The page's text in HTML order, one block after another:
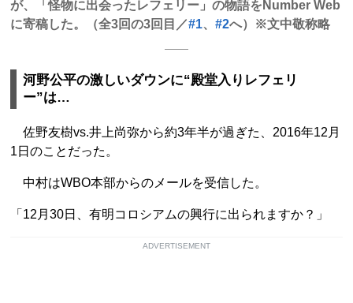
が、「怪物に出会ったレフェリー」の物語をNumber Web
に寄稿した。（全3回の3回目／#1、 #2へ）※文中敬称略
河野公平の激しいダウンに“殿堂入りレフェリ
ー”は…
佐野友樹vs.井上尚弥から約3年半が過ぎた、2016年12月
1日のことだった。
中村はWBO本部からのメールを受信した。
「12月30日、有明コロシアムの興行に出られますか？」
ADVERTISEMENT